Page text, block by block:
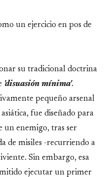
un ejercicio en pos de
su tradicional doctrina
'disuasión mínima'.
pequeño arsenal
fue diseñado para
un enemigo, tras ser
de misiles -recurriendo a
Sin embargo, esa
ejecutar un primer